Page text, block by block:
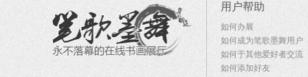
用户帮助
如何办展
如何成为笔歌墨舞用户
如何于其他爱好者交流
如何添加好友